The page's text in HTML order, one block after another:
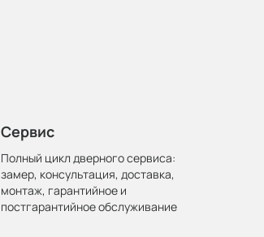
Сервис
Полный цикл дверного сервиса:
замер, консультация, доставка,
монтаж, гарантийное и
постгарантийное обслуживание